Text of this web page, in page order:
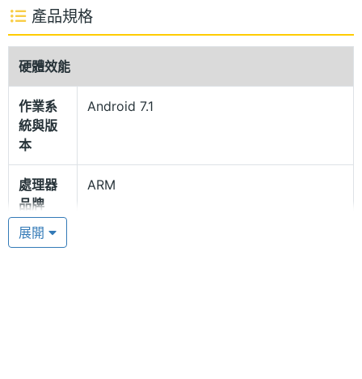
用，螢幕還能實時數字顯示，讓你操作更直觀，前殼
面板選用精緻網布材質，不僅能防範漏光問題，也可
提升透氣性，為使用者帶來高品質的穿戴體驗，搭配
可折疊式的設計，出遊攜帶更加便利。Xiaozhai X6
支援環境音監聽，當用戶在使用裝置的同時，周遭若
是傳來聲響，系統會自動開啟麥克風進行偵聽，避免
錯過任何一個重要的消息，此外，機身上也配置多組
實體按鍵，提供消費者更直覺便利的操作體驗。
即時耳返功能
產品規格
硬體效能
作業系
統與版
本
Android 7.1
處理器
品牌
ARM
處理器
展開